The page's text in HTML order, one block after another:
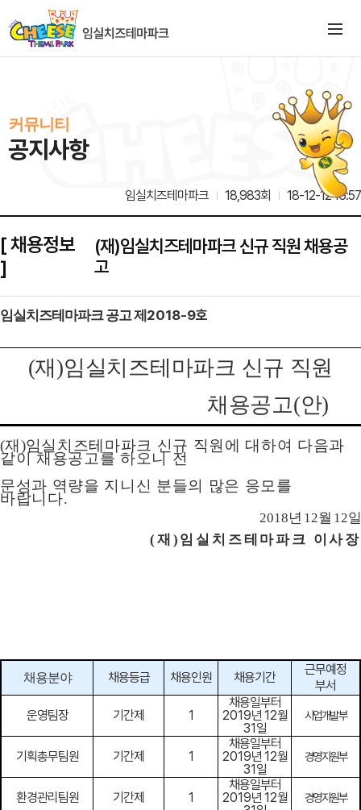
커뮤니티
공지사항
임실치즈테마파크 18,983회 18-12-12 16:57
[ 채용정보
]
(재)임실치즈테마파크 신규 직원 채용공
고
임실치즈테마파크 공고 제 2018-9호
(재)임실치즈테마파크 신규 직원
채용공고(안)
(재 )임실치즈테마파크 신규 직원에 대하여 다음과
같이 채용공고를 하오니 전
문성과 역량을 지니신 분들의 많은 응모를
바랍니다.
2018년 12월 12일
( 재 ) 임실치즈테마파크 이사장
채용분야 채용등급 채용인원 채용기간
근무예정
부서
운영팀장
기간제 1
채용일부터
2019년 12월
31일
사업개발부
기획총무팀원 기간제 1
채용일부터
2019년 12월
31일
경영지원부
환경관리팀원 기간제 1
채용일부터
2019년 12월
경영지원부